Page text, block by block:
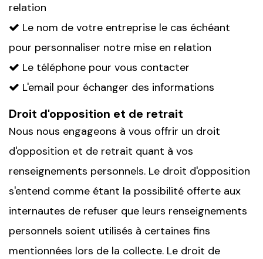
relation
Le nom de votre entreprise le cas échéant
pour personnaliser notre mise en relation
Le téléphone pour vous contacter
L'email pour échanger des informations
Droit d'opposition et de retrait
Nous nous engageons à vous offrir un droit
d'opposition et de retrait quant à vos
renseignements personnels. Le droit d'opposition
s'entend comme étant la possibilité offerte aux
internautes de refuser que leurs renseignements
personnels soient utilisés à certaines fins
mentionnées lors de la collecte. Le droit de